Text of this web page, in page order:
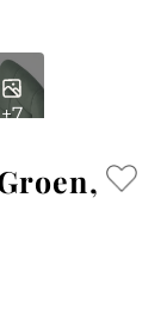
+7